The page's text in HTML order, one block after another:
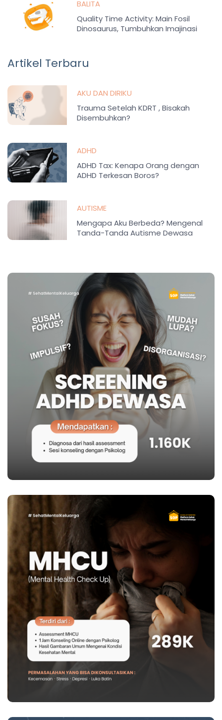
BALITA
Quality Time Activity: Main Fosil
Dinosaurus, Tumbuhkan Imajinasi
Artikel Terbaru
AKU DAN DIRIKU
Trauma Setelah KDRT , Bisakah
Disembuhkan?
ADHD
ADHD Tax: Kenapa Orang dengan
ADHD Terkesan Boros?
AUTISME
Mengapa Aku Berbeda? Mengenal
Tanda-Tanda Autisme Dewasa